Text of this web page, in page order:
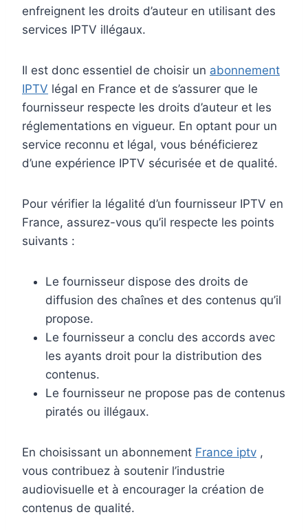
enfreignent les droits d’auteur en utilisant des
services IPTV illégaux.
Il est donc essentiel de choisir un abonnement
IPTV légal en France et de s’assurer que le
fournisseur respecte les droits d’auteur et les
réglementations en vigueur. En optant pour un
service reconnu et légal, vous bénéficierez
d’une expérience IPTV sécurisée et de qualité.
Pour vérifier la légalité d’un fournisseur IPTV en
France, assurez-vous qu’il respecte les points
suivants :
Le fournisseur dispose des droits de
diffusion des chaînes et des contenus qu’il
propose.
Le fournisseur a conclu des accords avec
les ayants droit pour la distribution des
contenus.
Le fournisseur ne propose pas de contenus
piratés ou illégaux.
En choisissant un abonnement France iptv ,
vous contribuez à soutenir l’industrie
audiovisuelle et à encourager la création de
contenus de qualité.